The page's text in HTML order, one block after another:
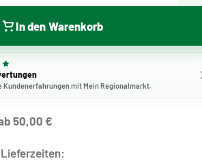
In den Warenkorb
Kundenerfahrungen mit Mein Regionalmarkt.
50,00 €